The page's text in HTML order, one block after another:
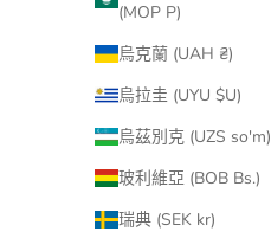
(MOP P)
烏克蘭 (UAH ₴)
烏拉圭 (UYU $U)
烏茲別克 (UZS so'm)
玻利維亞 (BOB Bs.)
瑞典 (SEK kr)